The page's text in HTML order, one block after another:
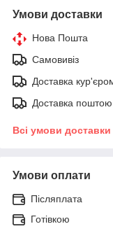
Умови доставки
Нова Пошта
Самовивіз
Доставка
Доставка поштою
Всі умови доставки
Умови оплати
Післяплата
Готівкою